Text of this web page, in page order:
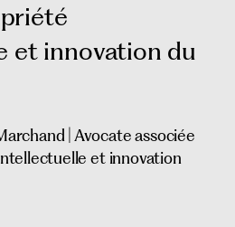
et innovation du
| Avocate associée
et innovation